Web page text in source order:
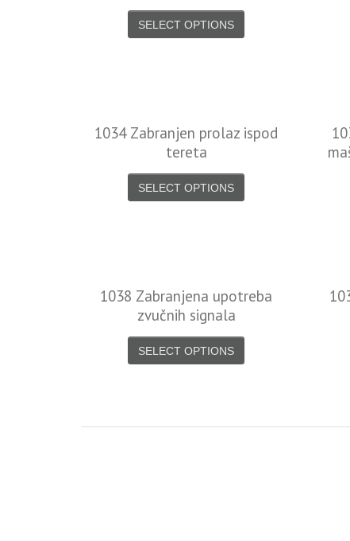
SELECT OPTIONS
1034 Zabranjen prolaz ispod
tereta
SELECT OPTIONS
1038 Zabranjena upotreba
zvučnih signala
SELECT OPTIONS